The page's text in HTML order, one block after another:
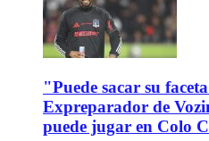
"Puede sacar su
Expreparador de
puede jugar en Colo